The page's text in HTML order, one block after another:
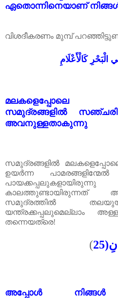
ഏതൊന്നിനെയാണ്
വിശദീകരണം മുമ്പ്
الْبَحْرِ كَالْأَعْلَامِ
മലകളെപ്പോലെ
സമുദ്രങ്ങളിൽ
അവനുള്ളതാകുന്നു
സമുദ്രങ്ങളിൽ
ഉയർന്ന
കാലത്തുണ്ടായിരുന്നത്
സമുദ്രത്തിൽ
യന്ത്രക്കപ്പലുമെല്ലാം
തന്നെയത്രെ!
(25
)
അപ്പോൾ നിങ്ങൾ